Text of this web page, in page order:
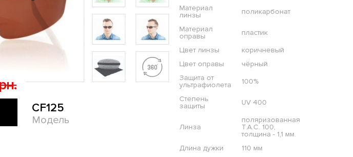
CF125
Модель
Материал
линзы
поликарбонат
Материал
оправы
пластик
Цвет линзы
коричневый
Цвет оправы
чёрный
Защита от
ультрафиолета
100%
Степень
защиты
UV 400
Линза
поляризованная
T.A.C. 100,
толщина - 1,1 мм.
Длина дужки
110 мм